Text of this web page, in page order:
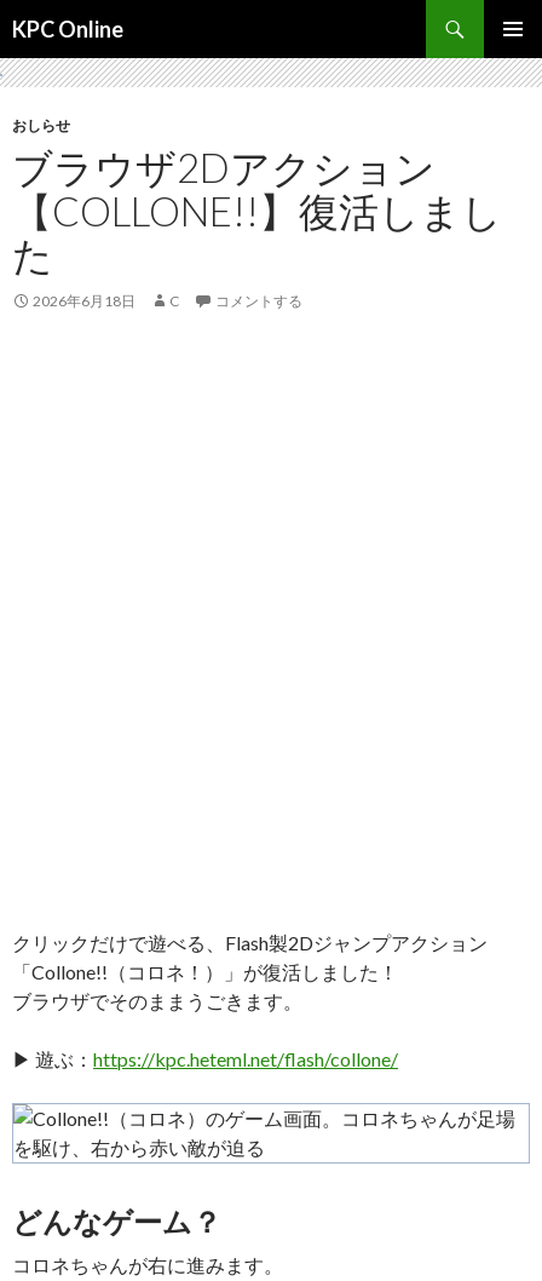
KPC Online
索
メインメ
ニュー
ン
ン
ッ
プ
おしらせ
ブラウザ2Dアクション
【COLLONE!!】復活しまし
た
2026年6月18日 C コメントする
クリックだけで遊べる、Flash製2Dジャンプアクション
「Collone!!（コロネ！）」が復活しました！
ブラウザでそのままうごきます。
▶ 遊ぶ： https://kpc.heteml.net/flash/collone/
どんなゲーム？
コロネちゃんが右に進みます。